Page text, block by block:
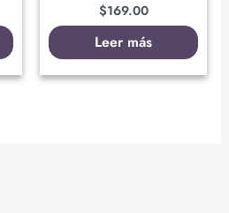
$169.00
Leer más